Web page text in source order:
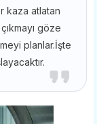
kaza atlatan
göze
planlar.İşte